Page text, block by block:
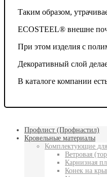
Таким образом,
ECOSTEEL® внешне
При этом изделия с
Декоративный слой
В каталоге компании
Профлист (Профнастил)
Кровельные материалы
Комплектующие
Ветровая
Карнизная
Конек на